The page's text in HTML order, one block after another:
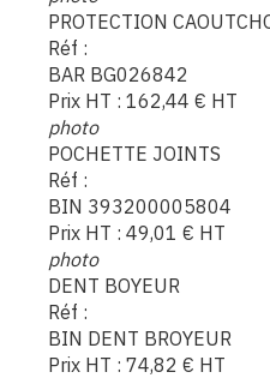
PROTECTION
Réf :
BAR BG026842
Prix HT : 162,44 € HT
photo
POCHETTE JOINTS
Réf :
BIN 393200005804
Prix HT : 49,01 € HT
photo
DENT BOYEUR
Réf :
BIN DENT BROYEUR
Prix HT : 74,82 € HT